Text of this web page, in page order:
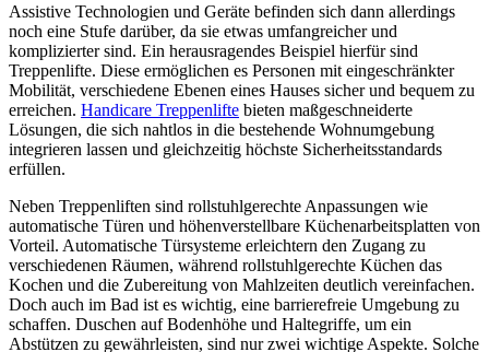
Assistive Technologien und Geräte befinden sich dann allerdings
noch eine Stufe darüber, da sie etwas umfangreicher und
komplizierter sind. Ein herausragendes Beispiel hierfür sind
Treppenlifte. Diese ermöglichen es Personen mit eingeschränkter
Mobilität, verschiedene Ebenen eines Hauses sicher und bequem zu
erreichen. Handicare Treppenlifte bieten maßgeschneiderte
Lösungen, die sich nahtlos in die bestehende Wohnumgebung
integrieren lassen und gleichzeitig höchste Sicherheitsstandards
erfüllen.
Neben Treppenliften sind rollstuhlgerechte Anpassungen wie
automatische Türen und höhenverstellbare Küchenarbeitsplatten von
Vorteil. Automatische Türsysteme erleichtern den Zugang zu
verschiedenen Räumen, während rollstuhlgerechte Küchen das
Kochen und die Zubereitung von Mahlzeiten deutlich vereinfachen.
Doch auch im Bad ist es wichtig, eine barrierefreie Umgebung zu
schaffen. Duschen auf Bodenhöhe und Haltegriffe, um ein
Abstützen zu gewährleisten, sind nur zwei wichtige Aspekte. Solche